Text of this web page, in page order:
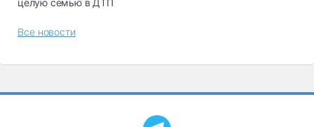
целую семью в ДТП
Все новости